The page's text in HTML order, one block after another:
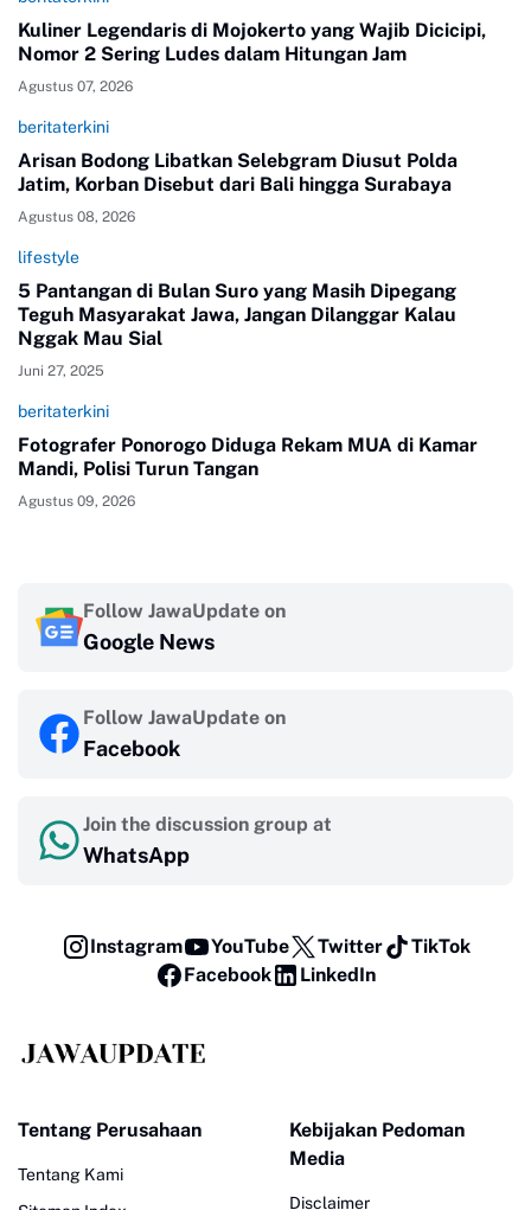
Kuliner Legendaris di Mojokerto yang Wajib Dicicipi,
Nomor 2 Sering Ludes dalam Hitungan Jam
Agustus 07, 2026
beritaterkini
Arisan Bodong Libatkan Selebgram Diusut Polda
Jatim, Korban Disebut dari Bali hingga Surabaya
Agustus 08, 2026
lifestyle
5 Pantangan di Bulan Suro yang Masih Dipegang
Teguh Masyarakat Jawa, Jangan Dilanggar Kalau
Nggak Mau Sial
Juni 27, 2025
beritaterkini
Fotografer Ponorogo Diduga Rekam MUA di Kamar
Mandi, Polisi Turun Tangan
Agustus 09, 2026
Follow JawaUpdate on
Google News
Follow JawaUpdate on
Facebook
Join the discussion group at
WhatsApp
Instagram YouTube Twitter
TikTok
Facebook
LinkedIn
Tentang Perusahaan
Tentang Kami
Kebijakan Pedoman
Media
Disclaimer